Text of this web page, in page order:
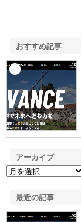
おすすめ記事
アーカイブ
最近の記事